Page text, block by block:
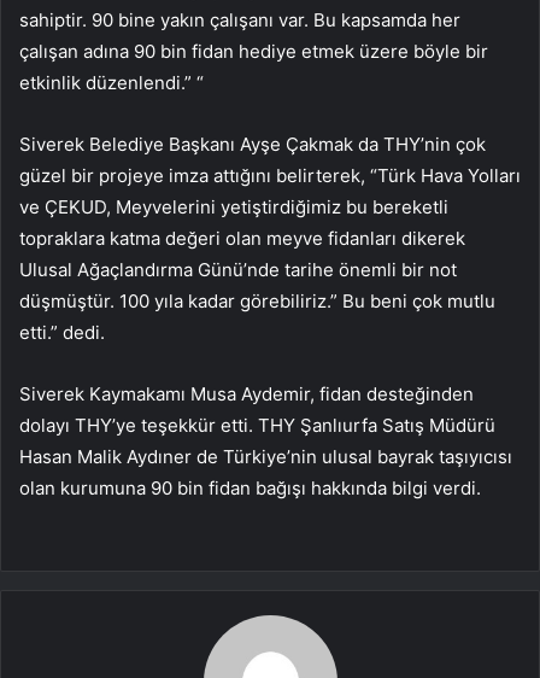
sahiptir. 90 bine yakın çalışanı var. Bu kapsamda her
çalışan adına 90 bin fidan hediye etmek üzere böyle bir
etkinlik düzenlendi.” “
Siverek Belediye Başkanı Ayşe Çakmak da THY’nin çok
güzel bir projeye imza attığını belirterek, “Türk Hava Yolları
ve ÇEKUD, Meyvelerini yetiştirdiğimiz bu bereketli
topraklara katma değeri olan meyve fidanları dikerek
Ulusal Ağaçlandırma Günü’nde tarihe önemli bir not
düşmüştür. 100 yıla kadar görebiliriz.” Bu beni çok mutlu
etti.” dedi.
Siverek Kaymakamı Musa Aydemir, fidan desteğinden
dolayı THY’ye teşekkür etti. THY Şanlıurfa Satış Müdürü
Hasan Malik Aydıner de Türkiye’nin ulusal bayrak taşıyıcısı
olan kurumuna 90 bin fidan bağışı hakkında bilgi verdi.